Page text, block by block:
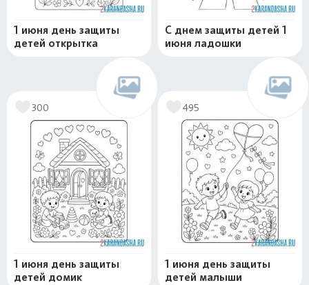
1 июня день защиты
детей открытка
С днем защиты детей 1
июня ладошки
300
1 июня день защиты
детей домик
495
1 июня день защиты
детей малыши